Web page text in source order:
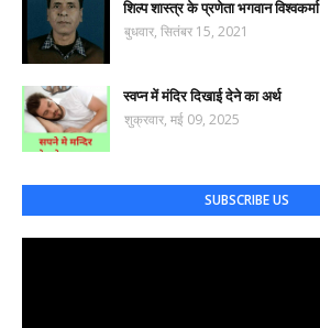
शिल्प शास्त्र के प्रणेता भगवान विश्वकर्मा
बुधवार, सितंबर 15, 2021
स्वप्न में मंदिर दिखाई देने का अर्थ
शुक्रवार, मई 09, 2025
SUBSCRIBE US